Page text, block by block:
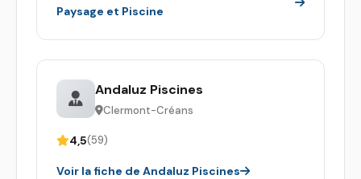
Paysage et Piscine
Andaluz Piscines
Clermont-Créans
4,5(59)
Voir la fiche de Andaluz Piscines